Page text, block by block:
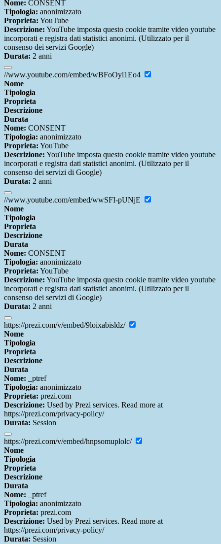
Nome: CONSENT
Tipologia: anonimizzato
Proprieta: YouTube
Descrizione: YouTube imposta questo cookie tramite video youtube
incorporati e registra dati statistici anonimi. (Utilizzato per il
consenso dei servizi Google)
Durata: 2 anni
//www.youtube.com/embed/wBFoOyl1Eo4
Nome
Tipologia
Proprieta
Descrizione
Durata
Nome: CONSENT
Tipologia: anonimizzato
Proprieta: YouTube
Descrizione: YouTube imposta questo cookie tramite video youtube
incorporati e registra dati statistici anonimi. (Utilizzato per il
consenso dei servizi di Google)
Durata: 2 anni
//www.youtube.com/embed/wwSFI-pUNjE
Nome
Tipologia
Proprieta
Descrizione
Durata
Nome: CONSENT
Tipologia: anonimizzato
Proprieta: YouTube
Descrizione: YouTube imposta questo cookie tramite video youtube
incorporati e registra dati statistici anonimi. (Utilizzato per il
consenso dei servizi di Google)
Durata: 2 anni
https://prezi.com/v/embed/9loixabisldz/
Nome
Tipologia
Proprieta
Descrizione
Durata
Nome: _ptref
Tipologia: anonimizzato
Proprieta: prezi.com
Descrizione: Used by Prezi services. Read more at
https://prezi.com/privacy-policy/
Durata: Session
https://prezi.com/v/embed/hnpsomuplolc/
Nome
Tipologia
Proprieta
Descrizione
Durata
Nome: _ptref
Tipologia: anonimizzato
Proprieta: prezi.com
Descrizione: Used by Prezi services. Read more at
https://prezi.com/privacy-policy/
Durata: Session